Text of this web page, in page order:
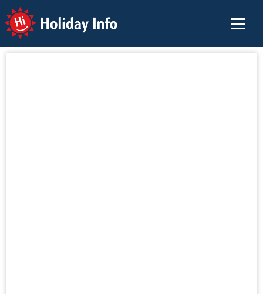
Holiday Info